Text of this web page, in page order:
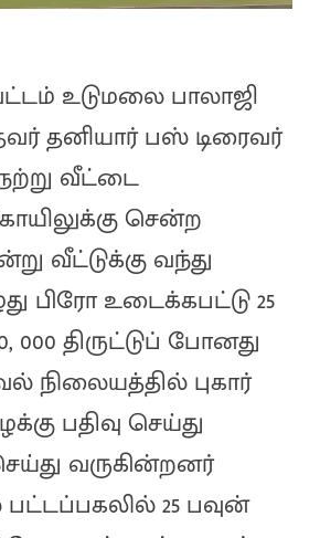
உடுமலை பாலாஜி
தனியார் பஸ் டிரைவர்
வீட்டை
சென்ற
வீட்டுக்கு வந்து
பிரோ உடைக்கபட்டு 25
000 திருட்டுப் போனது
நிலையத்தில் புகார்
பதிவு செய்து
வருகின்றனர்
25 பவுன்